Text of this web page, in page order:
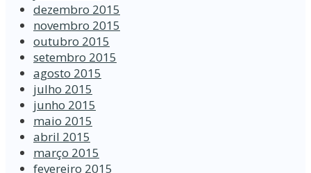
dezembro 2015
novembro 2015
outubro 2015
setembro 2015
agosto 2015
julho 2015
junho 2015
maio 2015
abril 2015
março 2015
fevereiro 2015